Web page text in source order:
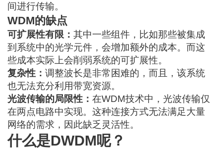
间进行传输。
WDM的缺点
可扩展性有限：其中一些组件，比如那些被集成
到系统中的光学元件，会增加额外的成本。而这
些成本实际上会削弱系统的可扩展性。
复杂性：调整波长是非常困难的，而且，该系统
也无法充分利用带宽资源。
光波传输的局限性：在WDM技术中，光波传输仅
在两点电路中实现。这种连接方式无法满足大量
网络的需求，因此缺乏灵活性。
什么是DWDM呢？